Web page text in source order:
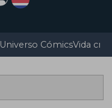
Universo CómicsVida